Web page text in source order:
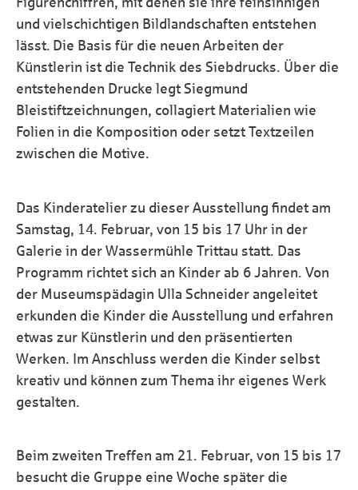
und vielschichtigen Bildlandschaften entstehen
lässt. Die Basis für die neuen Arbeiten der
Künstlerin ist die Technik des Siebdrucks. Über die
entstehenden Drucke legt Siegmund
Bleistiftzeichnungen, collagiert Materialien wie
Folien in die Komposition oder setzt Textzeilen
zwischen die Motive.
Das Kinderatelier zu dieser Ausstellung findet am
Samstag, 14. Februar, von 15 bis 17 Uhr in der
Galerie in der Wassermühle Trittau statt. Das
Programm richtet sich an Kinder ab 6 Jahren. Von
der Museumspädagin Ulla Schneider angeleitet
erkunden die Kinder die Ausstellung und erfahren
etwas zur Künstlerin und den präsentierten
Werken. Im Anschluss werden die Kinder selbst
kreativ und können zum Thema ihr eigenes Werk
gestalten.
Beim zweiten Treffen am 21. Februar, von 15 bis 17
besucht die Gruppe eine Woche später die